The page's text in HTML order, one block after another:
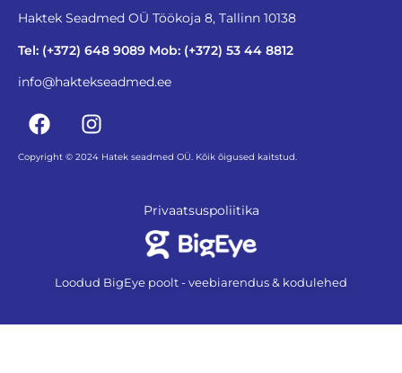
Haktek Seadmed OÜ Töökoja 8, Tallinn 10138
Tel: (+372) 648 9089 Mob: (+372) 53 44 8812
info@haktekseadmed.ee
Copyright © 2024 Hatek seadmed OÜ. Kõik õigused kaitstud.
Privaatsuspoliitika
Loodud BigEye poolt - veebiarendus & kodulehed